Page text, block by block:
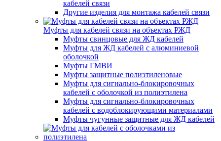
кабелей связи
Другие изделия для монтажа кабелей связи
Муфты для кабелей связи на объектах РЖД
Муфты свинцовые для ЖД кабелей
Муфты для ЖД кабелей с алюминиевой
оболочкой
Муфты ГМВИ
Муфты защитные полиэтиленовые
Муфты для сигнально-блокировочных
кабелей с оболочкой из полиэтилена
Муфты для сигнально-блокировочных
кабелей с водоблокирующими материалами
Муфты чугунные защитные для ЖД кабелей